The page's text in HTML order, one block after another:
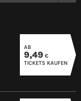
AB
9,49 €
TICKETS KAUFEN